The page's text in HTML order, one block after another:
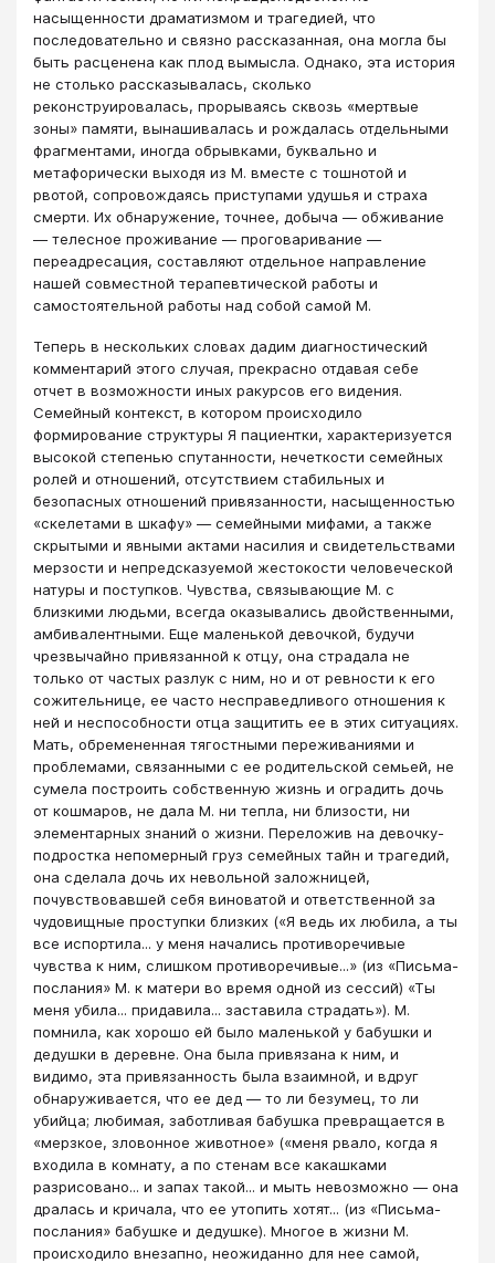
насыщенности драматизмом и трагедией, что
последовательно и связно рассказанная, она могла бы
быть расценена как плод вымысла. Однако, эта история
не столько рассказывалась, сколько
реконструировалась, прорываясь сквозь «мертвые
зоны» памяти, вынашивалась и рождалась отдельными
фрагментами, иногда обрывками, буквально и
метафорически выходя из М. вместе с тошнотой и
рвотой, сопровождаясь приступами удушья и страха
смерти. Их обнаружение, точнее, добыча ― обживание
― телесное проживание ― проговаривание ―
переадресация, составляют отдельное направление
нашей совместной терапевтической работы и
самостоятельной работы над собой самой М.
Теперь в нескольких словах дадим диагностический
комментарий этого случая, прекрасно отдавая себе
отчет в возможности иных ракурсов его видения.
Семейный контекст, в котором происходило
формирование структуры Я пациентки, характеризуется
высокой степенью спутанности, нечеткости семейных
ролей и отношений, отсутствием стабильных и
безопасных отношений привязанности, насыщенностью
«скелетами в шкафу» ― семейными мифами, а также
скрытыми и явными актами насилия и свидетельствами
мерзости и непредсказуемой жестокости человеческой
натуры и поступков. Чувства, связывающие М. с
близкими людьми, всегда оказывались двойственными,
амбивалентными. Еще маленькой девочкой, будучи
чрезвычайно привязанной к отцу, она страдала не
только от частых разлук с ним, но и от ревности к его
сожительнице, ее часто несправедливого отношения к
ней и неспособности отца защитить ее в этих ситуациях.
Мать, обремененная тягостными переживаниями и
проблемами, связанными с ее родительской семьей, не
сумела построить собственную жизнь и оградить дочь
от кошмаров, не дала М. ни тепла, ни близости, ни
элементарных знаний о жизни. Переложив на девочку-
подростка непомерный груз семейных тайн и трагедий,
она сделала дочь их невольной заложницей,
почувствовавшей себя виноватой и ответственной за
чудовищные проступки близких («Я ведь их любила, а ты
все испортила... у меня начались противоречивые
чувства к ним, слишком противоречивые...» (из «Письма-
послания» М. к матери во время одной из сессий) «Ты
меня убила... придавила... заставила страдать»). М.
помнила, как хорошо ей было маленькой у бабушки и
дедушки в деревне. Она была привязана к ним, и
видимо, эта привязанность была взаимной, и вдруг
обнаруживается, что ее дед ― то ли безумец, то ли
убийца; любимая, заботливая бабушка превращается в
«мерзкое, зловонное животное» («меня рвало, когда я
входила в комнату, а по стенам все какашками
разрисовано... и запах такой... и мыть невозможно ― она
дралась и кричала, что ее утопить хотят... (из «Письма-
послания» бабушке и дедушке). Многое в жизни М.
происходило внезапно, неожиданно для нее самой,